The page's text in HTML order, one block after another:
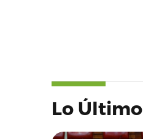
Lo Último